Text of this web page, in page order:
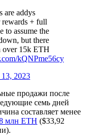
are addys
+ full
to assume the
but there
over 15k ETH
kQNPme56cy
2023
продажи после
семь дней
составляет менее
млн ETH ($33,92